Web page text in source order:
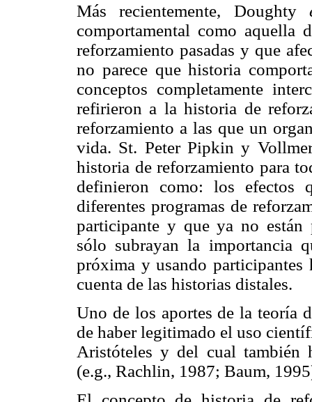
Más recientemente, Doughty
comportamental como aquella
reforzamiento pasadas y que
no parece que historia
conceptos completamente
refirieron a la historia de
reforzamiento a las que un
vida. St. Peter Pipkin y
historia de reforzamiento para
definieron como: los efectos
diferentes programas de
participante y que ya no están
sólo subrayan la importancia
próxima y usando participantes
cuenta de las historias distales.
Uno de los aportes de la teoría
de haber legitimado el uso
Aristóteles y del cual también
(e.g., Rachlin, 1987; Baum,